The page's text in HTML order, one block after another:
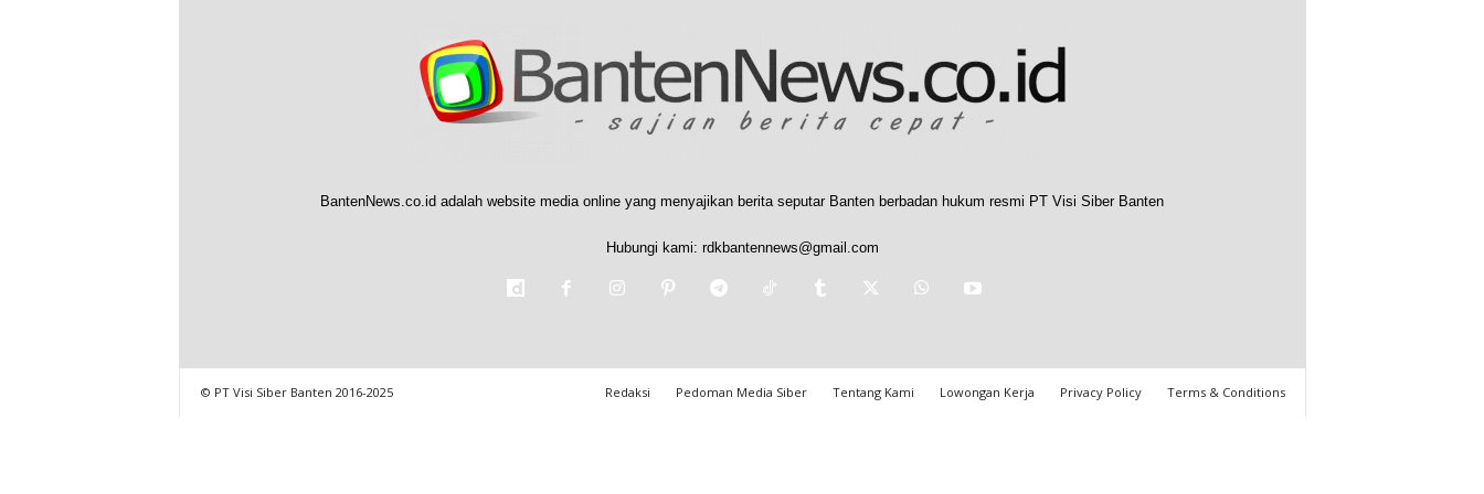
BantenNews.co.id adalah website media online yang menyajikan berita seputar Banten berbadan hukum resmi PT Visi Siber Banten
Hubungi kami: rdkbantennews@gmail.com
Redaksi Pedoman Media Siber Tentang Kami Lowongan Kerja Privacy Policy Terms & Conditions
© PT Visi Siber Banten 2016-2025